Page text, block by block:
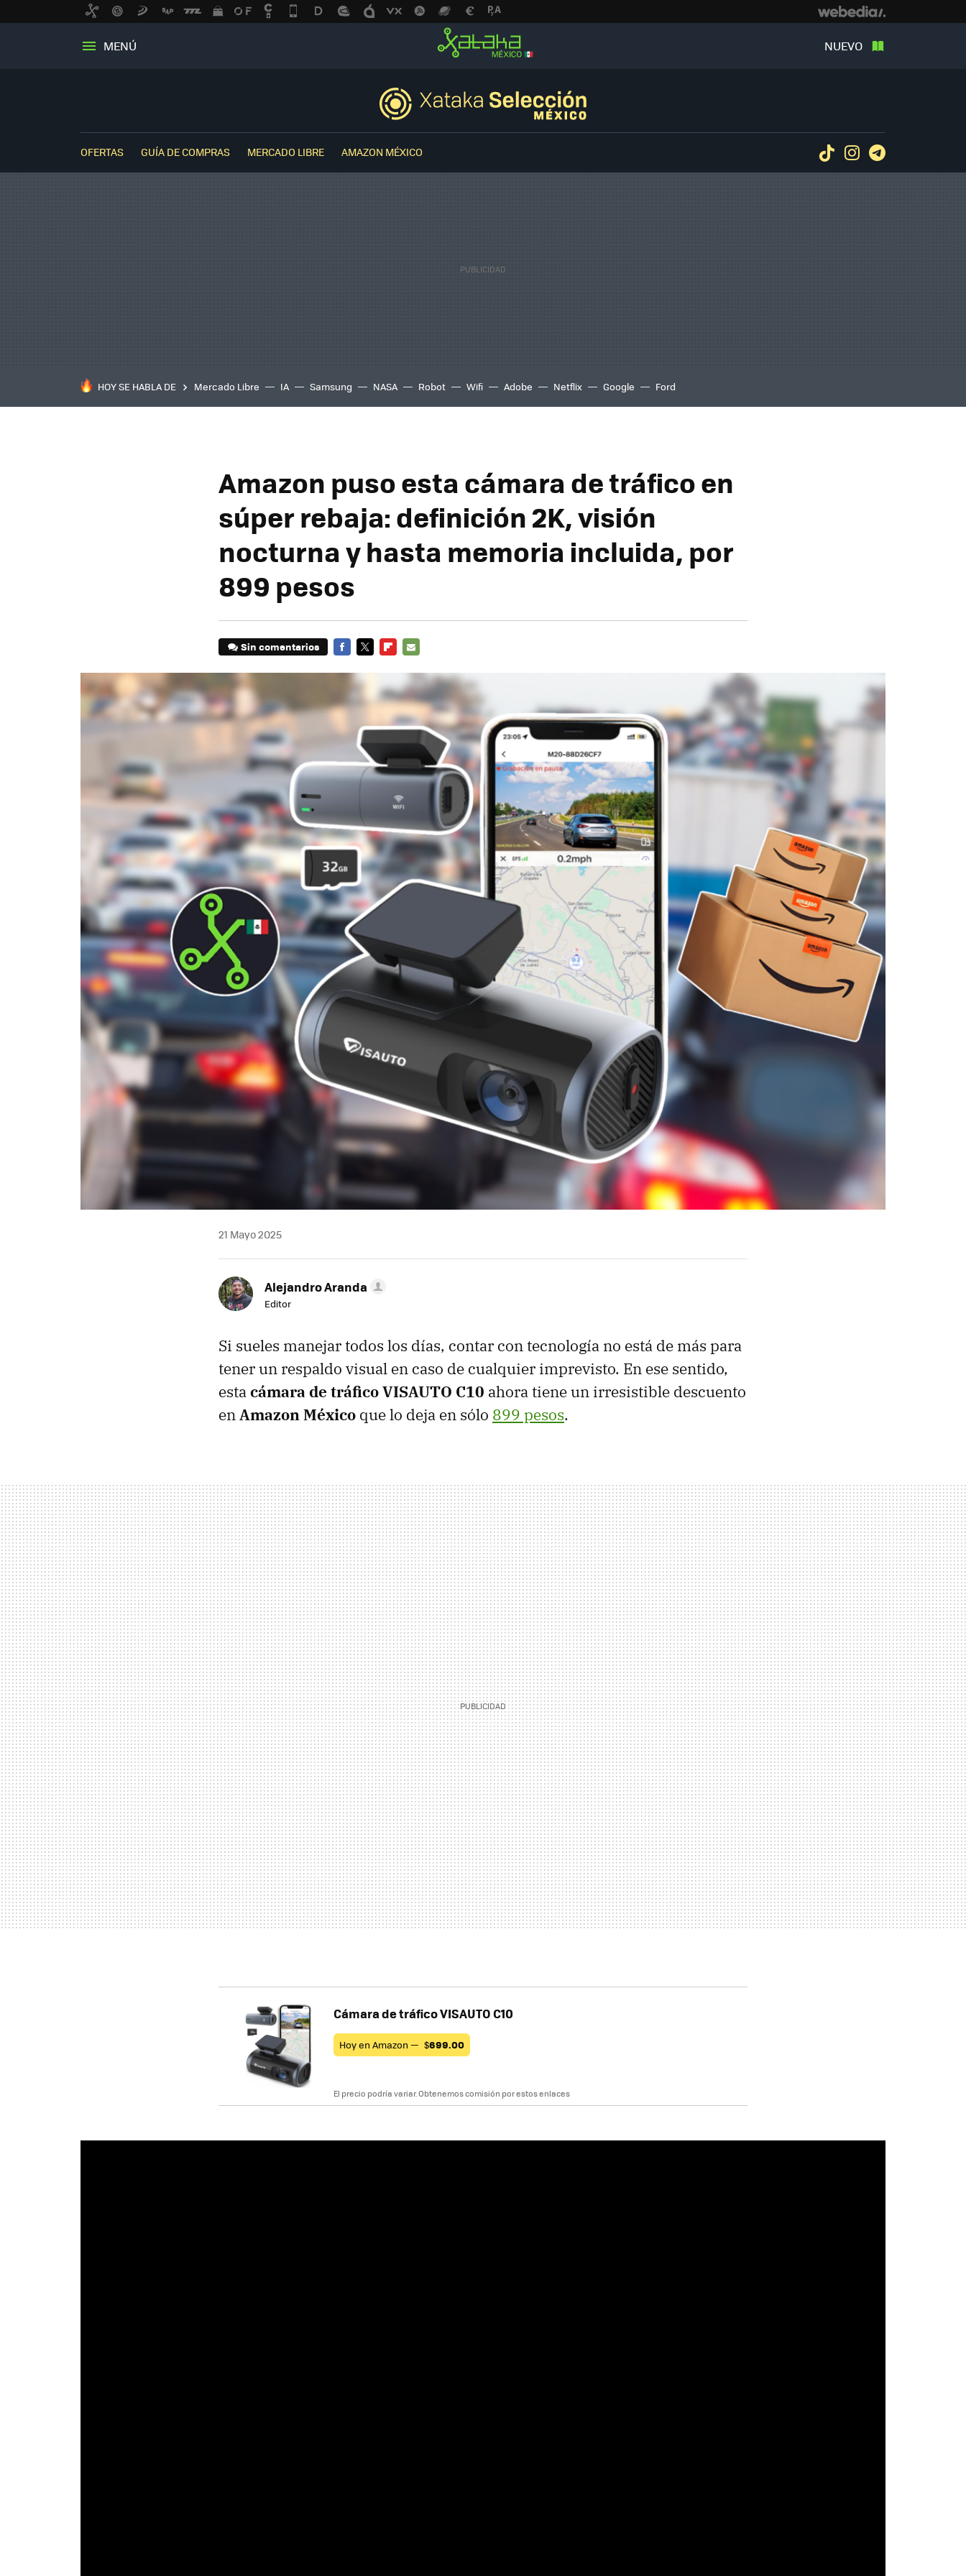
MENÚ NUEVO
OFERTAS GUÍA DE COMPRAS MERCADO LIBRE AMAZON MÉXICO TiktokInstagram
HOY SE HABLA DE Mercado Libre IA Samsung NASA Robot Wifi Adobe Netflix Google Ford
Amazon puso esta cámara de tráfico en
súper rebaja: definición 2K, visión
nocturna y hasta memoria incluida, por
899 pesos
Sin comentarios
MAIL
21 Mayo 2025
Alejandro Aranda
Editor
Si sueles manejar todos los días, contar con tecnología no está de más para
tener un respaldo visual en caso de cualquier imprevisto. En ese sentido,
estacámara de tráfico VISAUTO C10 ahora tiene un irresistible descuento
enAmazon México que lo deja en sólo 899 pesos.
Cámara de tráfico VISAUTO C10
Hoy en Amazon — $699.00
El precio podría variar. Obtenemos comisión por estos enlaces